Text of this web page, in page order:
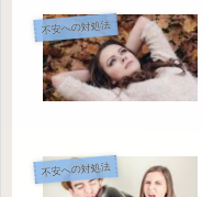
不安への対処法
不安への対処法